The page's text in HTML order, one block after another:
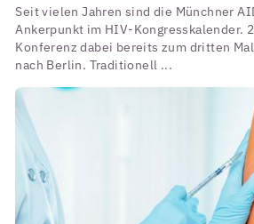
Seit vielen Jahren sind die Münchner
Ankerpunkt im HIV-Kongresskalender.
Konferenz dabei bereits zum dritten
nach Berlin. Traditionell ...